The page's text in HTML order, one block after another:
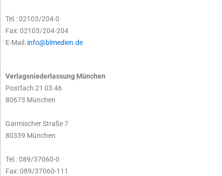
Tel.: 02103/204-0
Fax: 02103/204-204
E-Mail: info@blmedien.de
Verlagsniederlassung München
Postfach 21 03 46
80673 München
Garmischer Straße 7
80339 München
Tel.: 089/37060-0
Fax: 089/37060-111